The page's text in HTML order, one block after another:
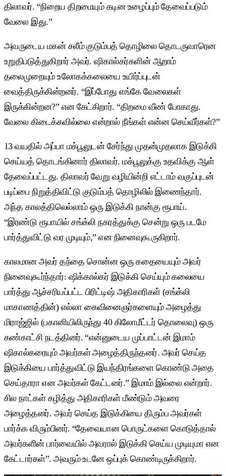
திலாவர். “நிறைய திறமையும் கடின உழைப்பும் தேவைப்படும்
வேலை இது.”
அவருடைய மகன் சலீம் குடும்பத் தொழிலை தொடருவாரென
உறுதிபடுத்துகிறார் அவர். ஷிகால்கர்களின் ஆறாம்
தலைமுறையும் உலோகக்கலையை உயிர்ப்புடன்
வைத்திருக்கின்றனர். “இப்போது எங்கே வேலைகள்
இருக்கின்றன?” என கேட்கிறார். “திறமை வீண் போகாது.
வேலை கிடைக்கவில்லை என்றால் நீங்கள் என்ன செய்வீர்கள்?”
13 வயதில் அப்பா மக்பூலுடன் சேர்ந்து முதன்முதலாக இடுக்கி
செய்யத் தொடங்கினார் திலாவர். மக்பூலுக்கு உதவிக்கு ஆள்
தேவைப்பட்டது. திலாவர் வேறு வழியின்றி எட்டாம் வகுப்புடன்
படிப்பை நிறுத்திவிட்டு குடும்பத் தொழிலில் இணைந்தார்.
அந்த காலத்திலெல்லாம் ஒரு இடுக்கி நான்கு ரூபாய்.
“இரண்டு ரூபாயில் சங்க்லி நகரத்துக்கு சென்று ஒரு படமே
பார்த்துவிட்டு வர முடியும்,” என நினைவுகூருகிறார்.
காலமான அவர் தந்தை சொன்ன ஒரு கதையையும் அவர்
நினைவுகூர்ந்தார்: ஷிக்கால்கர் இடுக்கி செய்யும் கலையை
பார்த்து ஆச்சரியப்பட்ட பிரிட்டிஷ் அதிகாரிகள் (சங்க்லி
மாகாணத்தின்) எல்லா கைவினைஞர்களையும் அழைத்து
மிராஜ்ஜில் (பகானியிலிருந்து 40 கிலோமீட்டர் தொலைவு) ஒரு
கண்காட்சி நடத்தினர். “என்னுடைய முப்பாட்டன் இமாம்
ஷிகால்கரையும் அவர்கள் அழைத்திருந்தனர். அவர் செய்த
இடுக்கியை பார்த்துவிட்டு இயந்திரங்களை கொண்டு அதை
செய்தாரா என அவர்கள் கேட்டனர்.” இமாம் இல்லை என்றார்.
சில நாட்கள் கழித்து அதிகாரிகள் மீண்டும் அவரை
அழைத்தனர். அவர் செய்த இடுக்கியை திரும்ப அவர்கள்
பார்க்க விரும்பினர். “தேவையான பொருட்களை கொடுத்தால்
அவர்களின் பார்வையில் அவரால் இடுக்கி செய்ய முடியுமா என
கேட்டார்கள்”. அவரும் உடனே ஒப்புக் கொண்டிருக்கிறார்.